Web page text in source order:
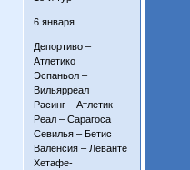
6 января
Депортиво –
Атлетико
Эспаньол –
Вильярреал
Расинг – Атлетик
Реал – Сарагоса
Севилья – Бетис
Валенсия – Леванте
Хетафе-